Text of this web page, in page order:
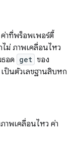
ค่าที่พร็อพเพอร์ตี้
ม่ ภาพเคลื่อนไหว
อด get ของ
ป็นตัวเลขฐานสิบหก
าพเคลื่อนไหว ค่า